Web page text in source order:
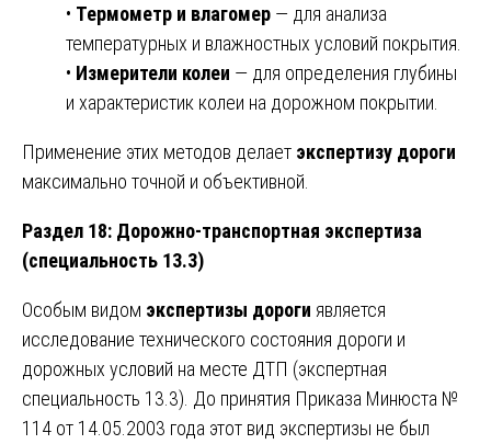
• Термометр и влагомер — для анализа
температурных и влажностных условий покрытия.
• Измерители колеи — для определения глубины
и характеристик колеи на дорожном покрытии.
Применение этих методов делает экспертизу дороги
максимально точной и объективной.
Раздел 18: Дорожно-транспортная экспертиза
(специальность 13.3)
Особым видом экспертизы дороги является
исследование технического состояния дороги и
дорожных условий на месте ДТП (экспертная
специальность 13.3). До принятия Приказа Минюста №
114 от 14.05.2003 года этот вид экспертизы не был